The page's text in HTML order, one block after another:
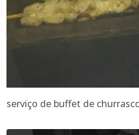
serviço de buffet de